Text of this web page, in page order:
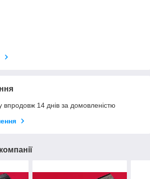
впродовж 14 днів за домовленістю